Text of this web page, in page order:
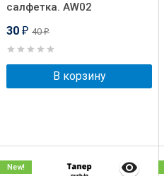
салфетка. AW02
30 ₽ 40₽
В корзину
New!